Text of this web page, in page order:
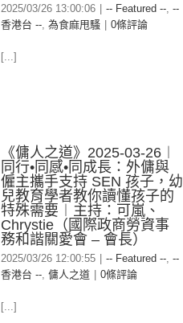
2025/03/26 13:00:06 -- Featured --, --
香港台 --, 為食麻甩騷 0條評論
[...]
《傭人之道》2025-03-26︱
同⾏•同感•同成⾧：外傭與
僱主攜⼿⽀持 SEN 孩⼦，幼
兒教育學者教你讀懂孩⼦的
特殊需要︱主持：可嵐、
Chrystie（國際政商勞資事
務和諧關愛會 – 會長）
2025/03/26 12:00:55 -- Featured --, --
香港台 --, 傭人之道 0條評論
[...]